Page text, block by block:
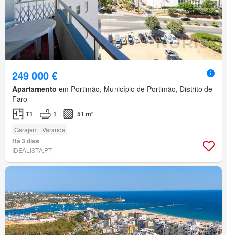
249 000 €
Apartamento em Portimão, Município de Portimão, Distrito de
Faro
T1 1 51 m²
Garajem Varanda
Há 3 dias
IDEALISTA.PT